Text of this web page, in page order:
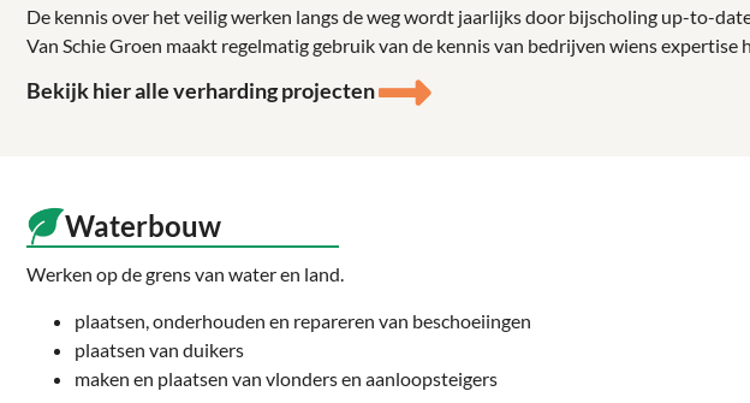
De kennis over het veilig werken langs de weg wordt jaarlijks door bijscholing up-to-
Van Schie Groen maakt regelmatig gebruik van de kennis van bedrijven wiens
Bekijk hier alle verharding projecten
Waterbouw
Werken op de grens van water en land.
plaatsen, onderhouden en repareren van beschoeiingen
plaatsen van duikers
maken en plaatsen van vlonders en aanloopsteigers